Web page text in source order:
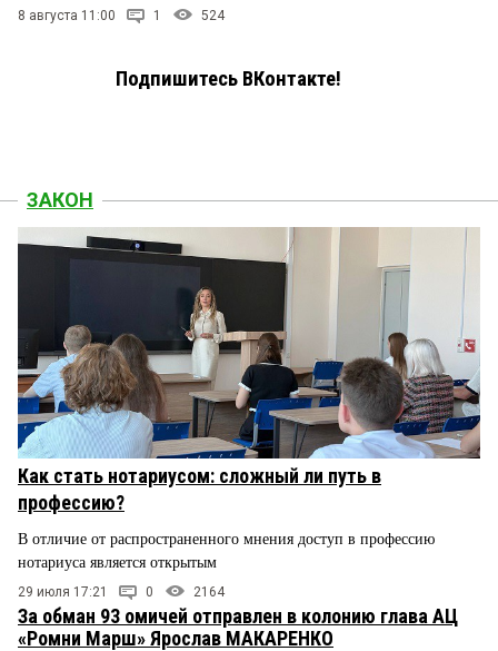
8 августа 11:00 1 524
Подпишитесь ВКонтакте!
ЗАКОН
Как стать нотариусом: сложный ли путь в
профессию?
В отличие от распространенного мнения доступ в профессию
нотариуса является открытым
29 июля 17:21 0 2164
За обман 93 омичей отправлен в колонию глава АЦ
«Ромни Марш» Ярослав МАКАРЕНКО